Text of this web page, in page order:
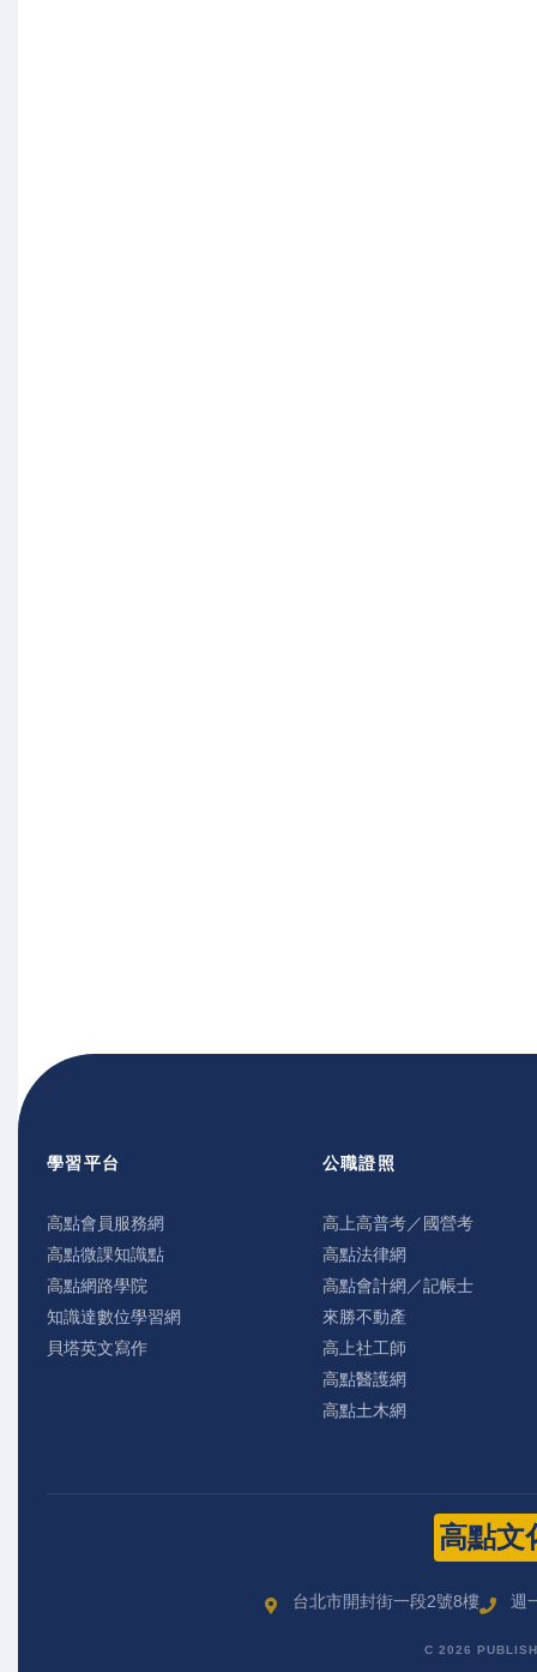
學習平台
高點會員服務網
高點微課知識點
高點網路學院
知識達數位學習網
貝塔英文寫作
公職證照
高上高普考／國營考
高點法律網
高點會計網／記帳士
來勝不動產
高上社工師
高點醫護網
高點土木網
高點文
台北市開封街一段2號8樓 週
C 2026